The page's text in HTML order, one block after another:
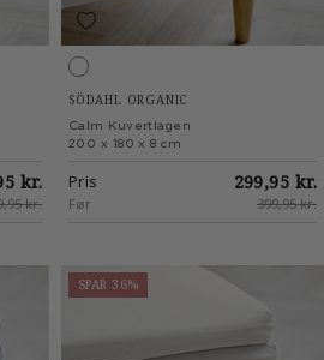
kr.
kr.
Offwhite
SÖDAHL ORGANIC
Calm Kuvertlagen
200 x 180 x 8 cm
Pris 299,95 kr.
Før 399,95 kr.
SPAR 36%